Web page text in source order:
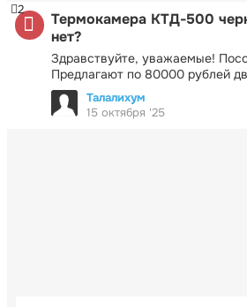
Термокамера КТД-500
нет?
Здравствуйте, уважаемые!
Предлагают по 80000 рублей
2
Талалихум
15 октября '25